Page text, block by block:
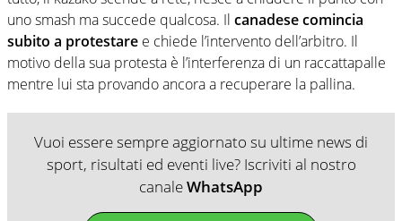
uno smash ma succede qualcosa. Il canadese comincia
subito a protestare e chiede l’intervento dell’arbitro. Il
motivo della sua protesta è l’interferenza di un raccattapalle
mentre lui sta provando ancora a recuperare la pallina.
Vuoi essere sempre aggiornato su ultime news di
sport, risultati ed eventi live? Iscriviti al nostro
canaleWhatsApp